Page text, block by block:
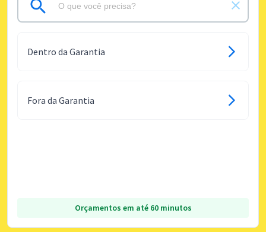
Dentro da Garantia
Fora da Garantia
Orçamentos em até 60 minutos